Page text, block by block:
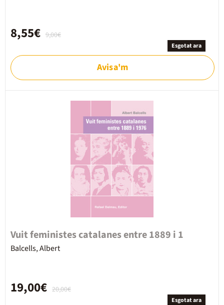
9,00€
8,55€
Esgotat ara
Avisa'm
Vuit feministes catalanes entre 1889 i 1
Balcells, Albert
20,00€
19,00€
Esgotat ara